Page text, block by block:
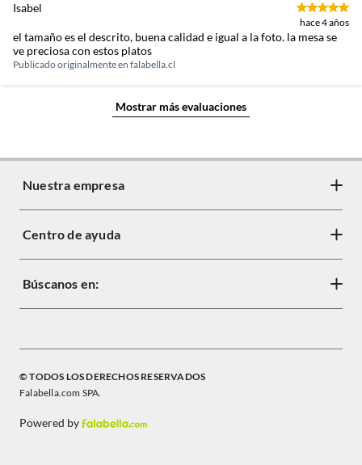
Isabel
hace 4 años
el tamaño es el descrito, buena calidad e igual a la foto. la mesa se
ve preciosa con estos platos
Publicado originalmente en falabella.cl
Mostrar más evaluaciones
Nuestra empresa
Acerca de Crate
Centro de ayuda
Cambios y devoluciones
Política de cookies
Política de privacidad
Búscanos en:
© TODOS LOS DERECHOS RESERVADOS
Falabella.com SPA.
Powered by